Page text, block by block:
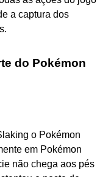
a captura dos
do Pokémon
o Pokémon
em Pokémon
não chega aos pés